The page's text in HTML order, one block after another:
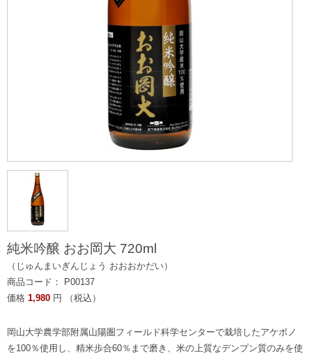
純米吟醸 おお岡大 720ml
（じゅんまいぎんじょう おおおかだい）
商品コード： P00137
価格 1,980 円 （税込）
岡山大学農学部附属山陽圏フィールド科学センターで栽培したアケボノ
を100％使用し、精米歩合60％まで磨き、米の上質なデンプン質のみを使